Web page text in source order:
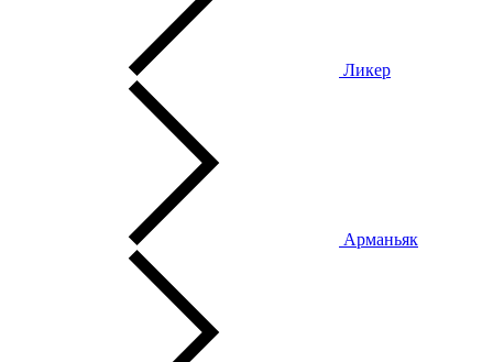
Ликер
Арманьяк